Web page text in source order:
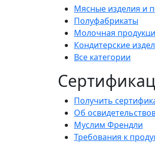
Мясные изделия и
Полуфабрикаты
Молочная
Кондитерские
Все категории
Получить
Об
Муслим Френдли
Требования к